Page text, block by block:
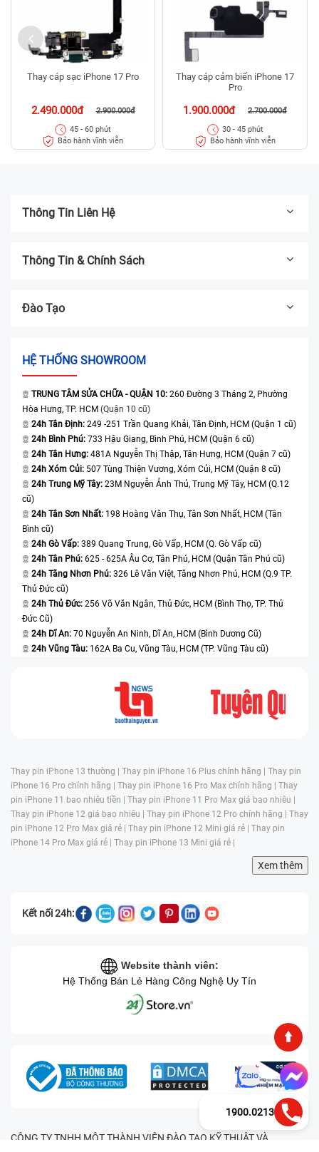
Thay cáp sạc iPhone 17 Pro
2.490.000đ 2.900.000đ
45 - 60 phút
Bảo hành vĩnh viễn
Thay cáp cảm biến iPhone 17
Pro
1.900.000đ 2.700.000đ
30 - 45 phút
Bảo hành vĩnh viễn
Thông Tin Liên Hệ
Thông Tin & Chính Sách
Đào Tạo
HỆ THỐNG SHOWROOM
TRUNG TÂM SỬA CHỮA - QUẬN 10: 260 Đường 3 Tháng 2, Phường
Hòa Hưng, TP. HCM (Quận 10 cũ)
24h Tân Định: 249 -251 Trần Quang Khải, Tân Định, HCM (Quận 1 cũ)
24h Bình Phú: 733 Hậu Giang, Bình Phú, HCM (Quận 6 cũ)
24h Tân Hưng: 481A Nguyễn Thị Thập, Tân Hưng, HCM (Quận 7 cũ)
24h Xóm Củi: 507 Tùng Thiện Vương, Xóm Củi, HCM (Quận 8 cũ)
24h Trung Mỹ Tây: 23M Nguyễn Ảnh Thủ, Trung Mỹ Tây, HCM (Q.12
cũ)
24h Tân Sơn Nhất: 198 Hoàng Văn Thụ, Tân Sơn Nhất, HCM (Tân
Bình cũ)
24h Gò Vấp: 389 Quang Trung, Gò Vấp, HCM (Q. Gò Vấp cũ)
24h Tân Phú: 625 - 625A Âu Cơ, Tân Phú, HCM (Quận Tân Phú cũ)
24h Tăng Nhơn Phú: 326 Lê Văn Việt, Tăng Nhơn Phú, HCM (Q.9 TP.
Thủ Đức cũ)
24h Thủ Đức: 256 Võ Văn Ngân, Thủ Đức, HCM (Bình Thọ, TP. Thủ
Đức Cũ)
24h Dĩ An: 70 Nguyễn An Ninh, Dĩ An, HCM (Bình Dương Cũ)
24h Vũng Tàu: 162A Ba Cu, Vũng Tàu, HCM (TP. Vũng Tàu cũ)
Thay pin iPhone 13 thường | Thay pin iPhone 16 Plus chính hãng | Thay pin
iPhone 16 Pro chính hãng | Thay pin iPhone 16 Pro Max chính hãng | Thay
pin iPhone 11 bao nhiêu tiền | Thay pin iPhone 11 Pro Max giá bao nhiêu |
Thay pin iPhone 12 giá bao nhiêu | Thay pin iPhone 12 Pro chính hãng | Thay
pin iPhone 12 Pro Max giá rẻ | Thay pin iPhone 12 Mini giá rẻ | Thay pin
iPhone 14 Pro Max giá rẻ | Thay pin iPhone 13 Mini giá rẻ |
Xem thêm
Kết nối 24h:
Website thành viên:
Hệ Thống Bán Lẻ Hàng Công Nghệ Uy Tín
CÔNG TY TNHH MỘT THÀNH VIÊN ĐÀO TẠO KỸ THUẬT VÀ
1900.0213